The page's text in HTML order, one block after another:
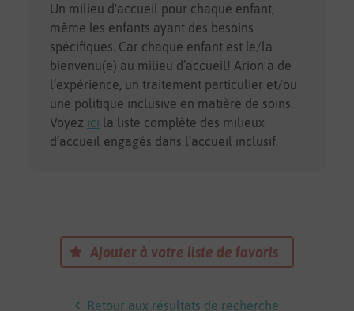
Un milieu d'accueil pour chaque enfant,
même les enfants ayant des besoins
spécifiques. Car chaque enfant est le/la
bienvenu(e) au milieu d’accueil! Arion a de
l’expérience, un traitement particulier et/ou
une politique inclusive en matière de soins.
Voyez ici la liste complète des milieux
d’accueil engagés dans l’accueil inclusif.
Ajouter à votre liste de favoris
Retour aux résultats de recherche